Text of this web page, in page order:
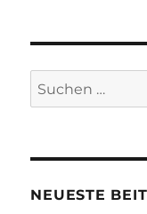
Suchen
nach:
NEUESTE